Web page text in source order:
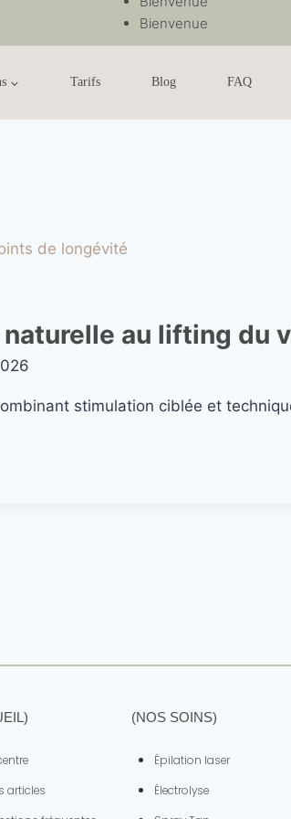
Bienvenue
Tarifs Blog FAQ
au lifting du
stimulation ciblée et
articles
(NOS SOINS)
Épilation laser
Électrolyse